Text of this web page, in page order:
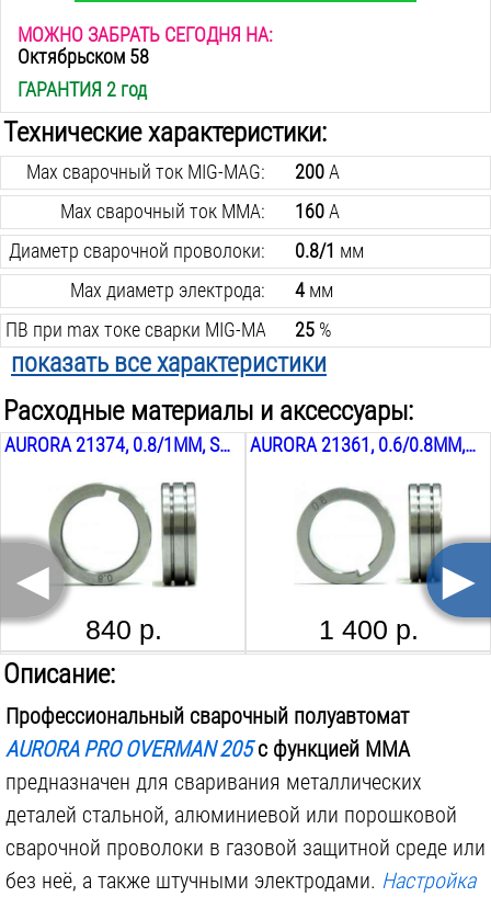
МОЖНО ЗАБРАТЬ СЕГОДНЯ НА:
Октябрьском 58
ГАРАНТИЯ 2 год
Технические характеристики:
Max сварочный ток MIG-MAG: 200А
Max сварочный ток MMA:
160А
Диаметр сварочной проволоки:
0.8/1 мм
Max диаметр электрода:
4мм
ПВ при max токе сварки MIG-MAG:
25%
Min сварочный ток MIG-MAG:
40А
Min сварочный ток MMA:
20А
Рабочее напряжение:
140-220В
Регулятор индуктивности:
есть
Min диаметр электрода:
1.6
ПВ при max токе сварки MMA:
30%
Импульсный режим сварки:
Max потребляемая сила тока MIG-MAG:
36.5А
Max потребляемая мощность MIG-MAG:
Max потребляемая сила тока MMA: 32А
Max потребляемая мощность MMA:7.9кВА
Режим работы горелки:
2T
Степень защиты:
IP21
Синергетическое управление:
нет
показать все характеристики
Расходные материалы и аксессуары:
AURORA 21374, 0.8/1ММ, SPEEDWAY 200-250-300 OVERMAN 160-180-200-250-250/3
840 р.
AURORA 21361, 0.6/0.8ММ, SPEEDWAY 200-250-300 OVERMAN 160-180-200-250-250/3
1 400 р.
СИБРТЕХ 89116
190 р. 1 570 р.
SELLER ER 5356, АЛЮМИНИЕВАЯ, 0.8ММ, 0.5КГ КРАТОН J 422, 1 19 01 001 001, 2.5 ММ, 5 КГ
◄ ►
Описание:
Профессиональный сварочный полуавтомат
AURORA PRO OVERMAN 205с функцией MMA
предназначен для сваривания металлических
деталей стальной, алюминиевой или порошковой
сварочной проволоки в газовой защитной среде или
без неё, а также штучными электродами. Настройка